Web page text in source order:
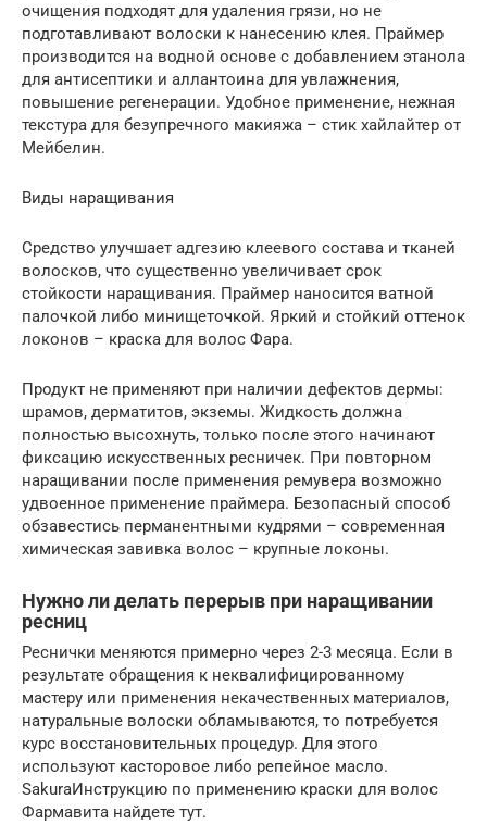
очищения подходят для удаления грязи, но не
подготавливают волоски к нанесению клея. Праймер
производится на водной основе с добавлением этанола
для антисептики и аллантоина для увлажнения,
повышение регенерации. Удобное применение, нежная
текстура для безупречного макияжа – стик хайлайтер от
Мейбелин.
Виды наращивания
Средство улучшает адгезию клеевого состава и тканей
волосков, что существенно увеличивает срок
стойкости наращивания. Праймер наносится ватной
палочкой либо минищеточкой. Яркий и стойкий оттенок
локонов – краска для волос Фара.
Продукт не применяют при наличии дефектов дермы:
шрамов, дерматитов, экземы. Жидкость должна
полностью высохнуть, только после этого начинают
фиксацию искусственных ресничек. При повторном
наращивании после применения ремувера возможно
удвоенное применение праймера. Безопасный способ
обзавестись перманентными кудрями – современная
химическая завивка волос – крупные локоны.
Нужно ли делать перерыв при наращивании
ресниц
Реснички меняются примерно через 2-3 месяца. Если в
результате обращения к неквалифицированному
мастеру или применения некачественных материалов,
натуральные волоски обламываются, то потребуется
курс восстановительных процедур. Для этого
используют касторовое либо репейное масло.
SakuraИнструкцию по применению краски для волос
Фармавита найдете тут.